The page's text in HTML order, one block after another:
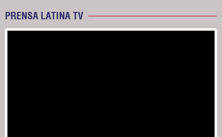
PRENSA LATINA TV